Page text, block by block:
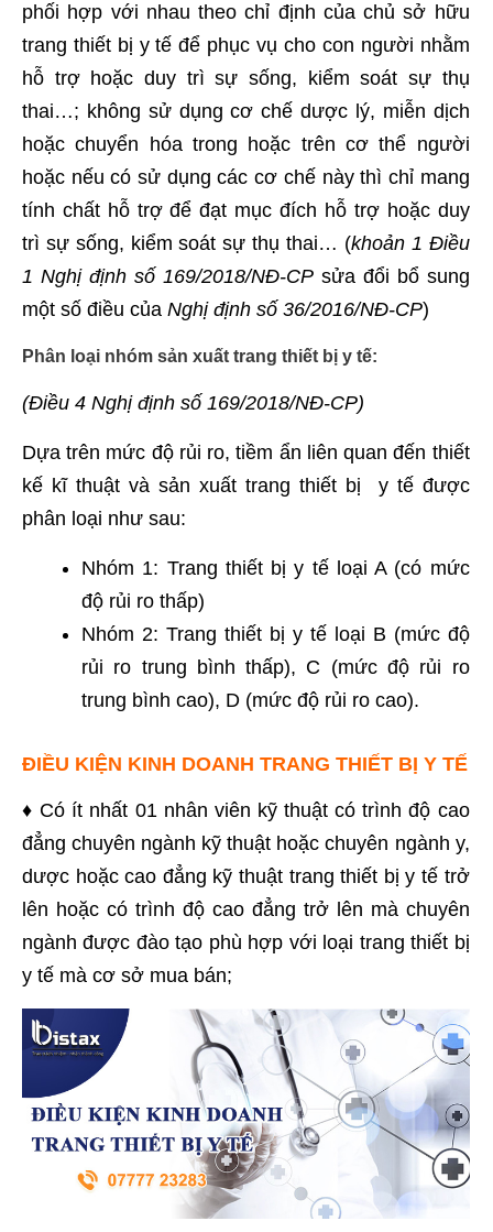
phối hợp với nhau theo chỉ định của chủ sở hữu
trang thiết bị y tế để phục vụ cho con người nhằm
hỗ trợ hoặc duy trì sự sống, kiểm soát sự thụ
thai…; không sử dụng cơ chế dược lý, miễn dịch
hoặc chuyển hóa trong hoặc trên cơ thể người
hoặc nếu có sử dụng các cơ chế này thì chỉ mang
tính chất hỗ trợ để đạt mục đích hỗ trợ hoặc duy
trì sự sống, kiểm soát sự thụ thai… (khoản 1 Điều
1 Nghị định số 169/2018/NĐ-CPsửa đổi bổ sung
một số điều của Nghị định số 36/2016/NĐ-CP)
Phân loại nhóm sản xuất trang thiết bị y tế:
(Điều 4 Nghị định số 169/2018/NĐ-CP)
Dựa trên mức độ rủi ro, tiềm ẩn liên quan đến thiết
kế kĩ thuật và sản xuất trang thiết bị y tế được
phân loại như sau:
Nhóm 1: Trang thiết bị y tế loại A (có mức
độ rủi ro thấp)
Nhóm 2: Trang thiết bị y tế loại B (mức độ
rủi ro trung bình thấp), C (mức độ rủi ro
trung bình cao), D (mức độ rủi ro cao).
ĐIỀU KIỆN KINH DOANH TRANG THIẾT BỊ Y TẾ
♦ Có ít nhất 01 nhân viên kỹ thuật có trình độ cao
đẳng chuyên ngành kỹ thuật hoặc chuyên ngành y,
dược hoặc cao đẳng kỹ thuật trang thiết bị y tế trở
lên hoặc có trình độ cao đẳng trở lên mà chuyên
ngành được đào tạo phù hợp với loại trang thiết bị
y tế mà cơ sở mua bán;